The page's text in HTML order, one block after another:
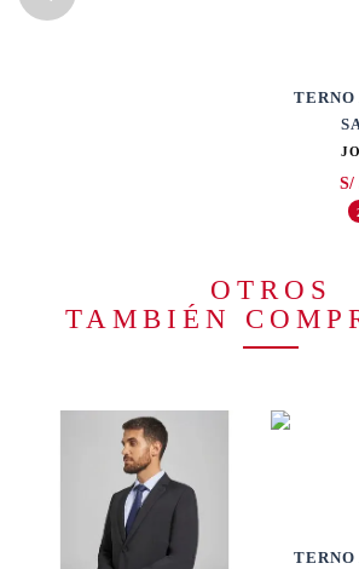
TERNO
S/
OTROS
TAMBIÉN
TERNO